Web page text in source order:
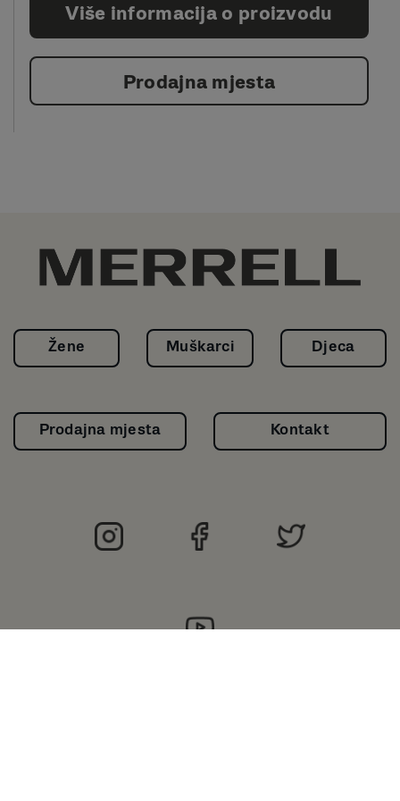
Više informacija o proizvodu
Prodajna mjesta
Žene Muškarci Djeca
Prodajna mjesta Kontakt